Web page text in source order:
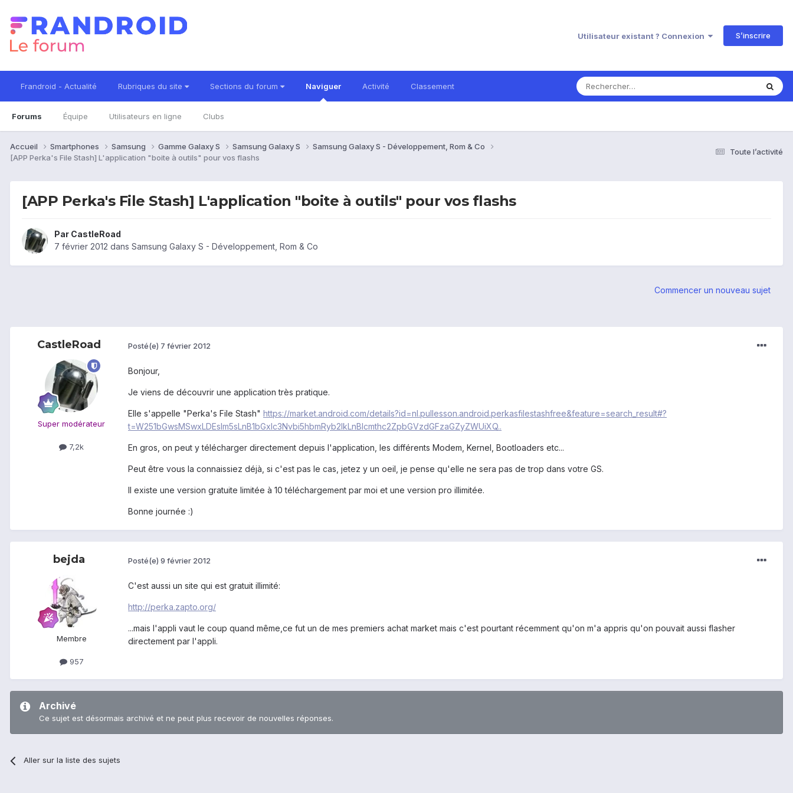
Utilisateur existant ? Connexion S’inscrire
Frandroid - Actualité Rubriques du site Sections du forum Naviguer
Forums Équipe Utilisateurs en ligne Clubs
Activité Classement
Toute l’activité
Accueil Smartphones Samsung Gamme Galaxy S Samsung Galaxy S
Samsung Galaxy S - Développement, Rom & Co
[APP Perka's File Stash] L'application "boite à outils" pour vos flashs
[APP Perka's File Stash] L'application "boite à outils" pour vos flashs
Par CastleRoad
7 février 2012 dans Samsung Galaxy S - Développement, Rom & Co
Commencer un nouveau sujet
CastleRoad
Super modérateur
7,2k
Posté(e) 7 février 2012
Bonjour,
Je viens de découvrir une application très pratique.
Elle s'appelle "Perka's File Stash" https://market.android.com/details?id=nl.pullesson.android.perkasfilestashfree&feature=search_result#?
t=W251bGwsMSwxLDEsIm5sLnB1bGxlc3Nvbi5hbmRyb2lkLnBlcmthc2ZpbGVzdGFzaGZyZWUiXQ..
En gros, on peut y télécharger directement depuis l'application, les différents Modem, Kernel, Bootloaders etc...
Peut être vous la connaissiez déjà, si c'est pas le cas, jetez y un oeil, je pense qu'elle ne sera pas de trop dans votre GS.
Il existe une version gratuite limitée à 10 téléchargement par moi et une version pro illimitée.
Bonne journée :)
bejda
Membre
957
Posté(e) 9 février 2012
C'est aussi un site qui est gratuit illimité:
http://perka.zapto.org/
...mais l'appli vaut le coup quand même,ce fut un de mes premiers achat market mais c'est pourtant récemment qu'on m'a appris qu'on pouvait aussi flasher
directement par l'appli.
Archivé
Ce sujet est désormais archivé et ne peut plus recevoir de nouvelles réponses.
Aller sur la liste des sujets